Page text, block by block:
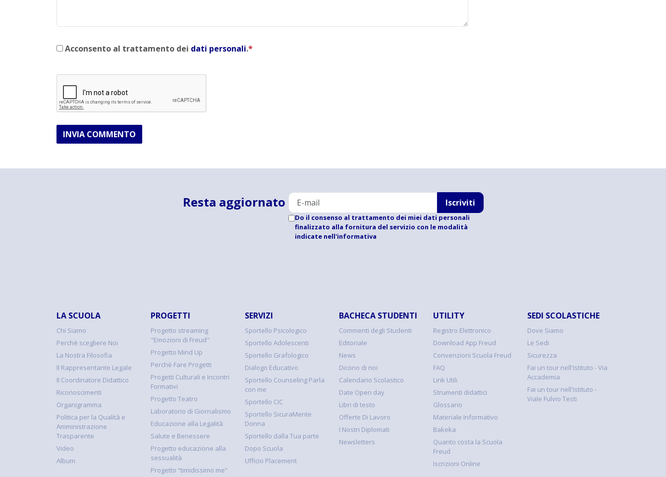
Acconsento al trattamento dei dati personali.*
INVIA COMMENTO
Resta aggiornato Iscriviti
Do il consenso al trattamento dei miei dati personali
finalizzato alla fornitura del servizio con le modalità
indicate nell'informativa
LA SCUOLA
Chi Siamo
Perchè scegliere Noi
La Nostra Filosofia
Il Rappresentante Legale
Il Coordinatore Didattico
Riconoscimenti
Organigramma
Politica per la Qualità e
Amministrazione
Trasparente
Video
Album
PROGETTI
Progetto streaming
"Emozioni di Freud"
Progetto Mind Up
Perchè Fare Progetti
Progetti Culturali e Incontri
Formativi
Progetto Teatro
Laboratorio di Giornalismo
Educazione alla Legalità
Salute e Benessere
Progetto educazione alla
sessualità
Progetto “timidissimo me”
SERVIZI
Sportello Psicologico
Sportello Adolescenti
Sportello Grafologico
Dialogo Educativo
Sportello Counseling Parla
con me
Sportello CIC
Sportello SicuraMente
Donna
Sportello dalla Tua parte
Dopo Scuola
Ufficio Placement
BACHECA STUDENTI
Commenti degli Studenti
Editoriale
News
Dicono di noi
Calendario Scolastico
Date Open day
Libri di testo
Offerte Di Lavoro
I Nostri Diplomati
Newsletters
UTILITY
Registro Elettronico
Download App Freud
Convenzioni Scuola Freud
FAQ
Link Utili
Strumenti didattici
Glossario
Materiale Informativo
Bakeka
Quanto costa la Scuola
Freud
Iscrizioni Online
SEDI SCOLASTICHE
Dove Siamo
Le Sedi
Sicurezza
Fai un tour nell'Istituto - Via
Accademia
Fai un tour nell'Istituto -
Viale Fulvio Testi